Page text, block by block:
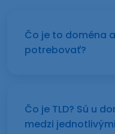
Čo je to doména
potrebovať?
Čo je TLD? Sú u
medzi